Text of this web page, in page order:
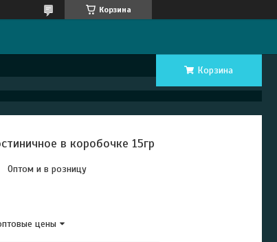
Корзина
Корзина
в коробочке 15гр
Оптом и в розницу
цены